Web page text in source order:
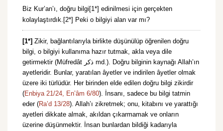
Biz Kur’an’ı, doğru bilgi[1*] edinilmesi için gerçekten
kolaylaştırdık.[2*] Peki o bilgiyi alan var mı?
[1*] Zikir, bağlantılarıyla birlikte düşünülüp öğrenilen doğru
bilgi, o bilgiyi kullanıma hazır tutmak, akla veya dile
getirmektir (Müfredât ذكر md.). Doğru bilginin kaynağı Allah’ın
ayetleridir. Bunlar, yaratılan âyetler ve indirilen âyetler olmak
üzere iki türlüdür. Her birinden elde edilen doğru bilgi zikirdir
(Enbiya 21/24, En’âm 6/80). İnsanı, sadece bu bilgi tatmin
eder (Ra’d 13/28). Allah’ı zikretmek; onu, kitabını ve yarattığı
ayetleri dikkate almak, akıldan çıkarmamak ve onların
üzerine düşünmektir. İnsan bunlardan bildiği kadarıyla